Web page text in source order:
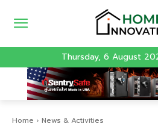
Thursday, 6 August
Home News & Activities